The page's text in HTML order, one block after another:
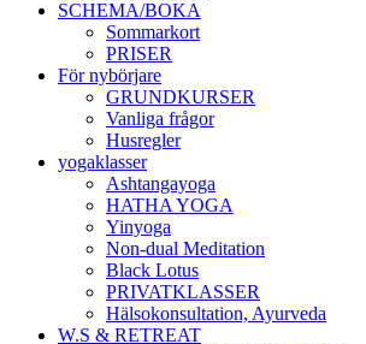
SCHEMA/BOKA
Sommarkort
PRISER
För nybörjare
GRUNDKURSER
Vanliga frågor
Husregler
yogaklasser
Ashtangayoga
HATHA YOGA
Yinyoga
Non-dual Meditation
Black Lotus
PRIVATKLASSER
Hälsokonsultation, Ayurveda
W.S & RETREAT